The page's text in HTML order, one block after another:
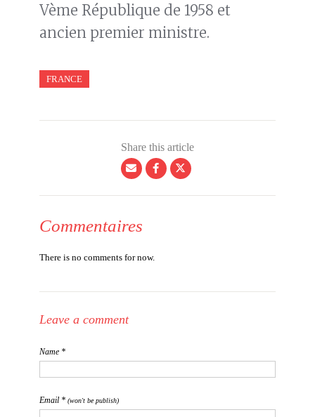
Vème République de 1958 et
ancien premier ministre.
FRANCE
Share this article
Commentaires
There is no comments for now.
Leave a comment
Name *
Email * (won't be publish)